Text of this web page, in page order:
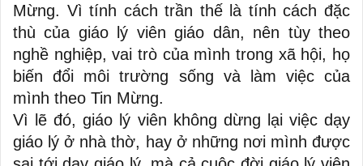
Mừng. Vì tính cách trần thế là tính cách đặc
thù của giáo lý viên giáo dân, nên tùy theo
nghề nghiệp, vai trò của mình trong xã hội, họ
biến đổi môi trường sống và làm việc của
mình theo Tin Mừng.
Vì lẽ đó, giáo lý viên không dừng lại việc dạy
giáo lý ở nhà thờ, hay ở những nơi mình được